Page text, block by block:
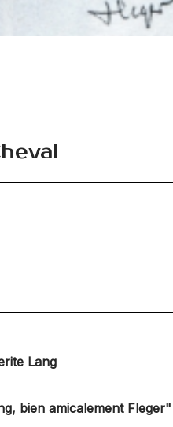
Lang
bien amicalement Fleger"